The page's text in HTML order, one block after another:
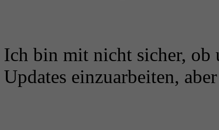
Ich bin mit nicht sicher, ob
Updates einzuarbeiten,